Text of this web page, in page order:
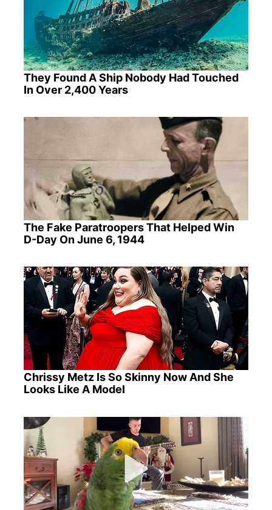
They Found A Ship Nobody Had Touched
In Over 2,400 Years
The Fake Paratroopers That Helped Win
D-Day On June 6, 1944
Chrissy Metz Is So Skinny Now And She
Looks Like A Model